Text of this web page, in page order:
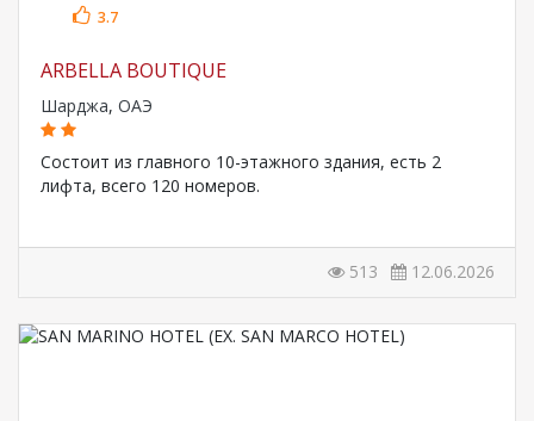
3.7
ARBELLA BOUTIQUE
Шарджа, ОАЭ
Состоит из главного 10-этажного здания, есть 2
лифта, всего 120 номеров.
513 12.06.2026